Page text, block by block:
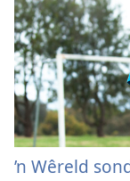
’n Wêreld